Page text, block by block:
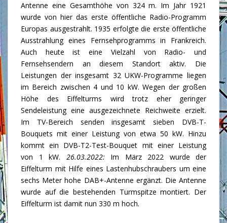
t
Antenne eine Gesamthöhe von 324 m. Im Jahr 1921
wurde von hier das erste öffentliche Radio-Programm
Europas ausgestrahlt. 1935 erfolgte die erste öffentliche
Ausstrahlung eines Fernsehprogramms in Frankreich.
Auch heute ist eine Vielzahl von Radio- und
Fernsehsendern an diesem Standort aktiv. Die
Leistungen der insgesamt 32 UKW-Programme liegen
im Bereich zwischen 4 und 10 kW. Wegen der großen
Höhe des Eiffelturms wird trotz eher geringer
Sendeleistung eine ausgezeichnete Reichweite erzielt.
Im TV-Bereich senden insgesamt sieben DVB-T-
Bouquets mit einer Leistung von etwa 50 kW. Hinzu
kommt ein DVB-T2-Test-Bouquet mit einer Leistung
von 1 kW. 26.03.2022: Im März 2022 wurde der
Eiffelturm mit Hilfe eines Lastenhubschraubers um eine
sechs Meter hohe DAB+-Antenne ergänzt. Die Antenne
wurde auf die bestehenden Turmspitze montiert. Der
Eiffelturm ist damit nun 330 m hoch.